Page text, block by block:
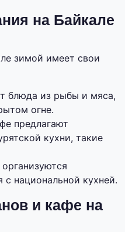
на Байкале
зимой имеет свои
блюда из рыбы и мяса,
огне.
предлагают
кухни, такие
национальной кухней.
и кафе на